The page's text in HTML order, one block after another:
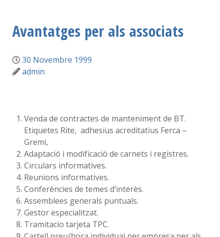
Avantatges per als associats
30 Novembre 1999
admin
Venda de contractes de manteniment de BT.
Etiquetes Rite, adhesius acreditatius Ferca –
Gremi,
Adaptació i modificació de carnets i registres.
Circulars informatives.
Reunions informatives.
Conferències de temes d’interès.
Assemblees generals puntuals.
Gestor especialitzat.
Tramitacío tarjeta TPC.